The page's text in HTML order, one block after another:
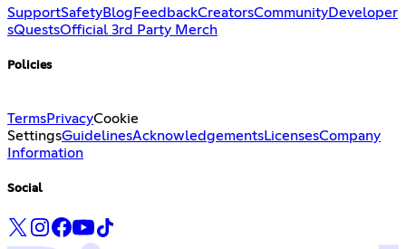
SupportSafetyBlog FeedbackCreatorsCommunityDeveloper
sQuestsOfficial 3rd Party Merch
Policies
TermsPrivacyCookie
SettingsGuidelinesAcknowledgementsLicensesCompany
Information
Social